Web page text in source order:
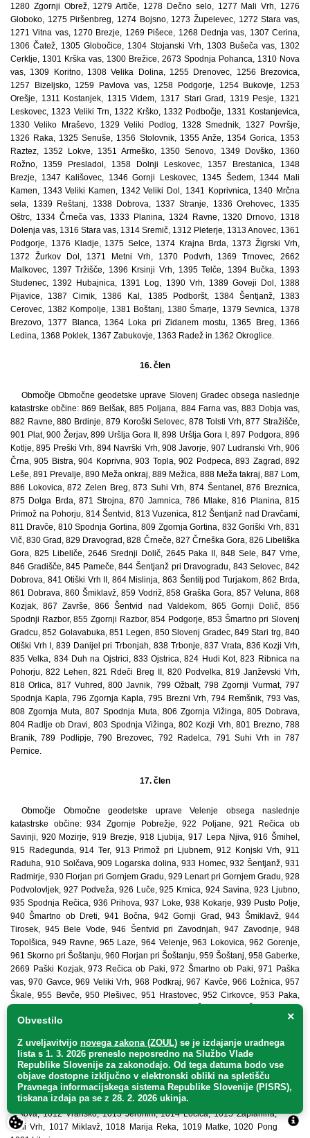
1280 Zgornji Obrež, 1279 Artiče, 1278 Dečno selo, 1277 Mali Vrh, 1276
Globoko, 1275 Piršenbreg, 1274 Bojsno, 1273 Župelevec, 1272 Stara vas,
1271 Vitna vas, 1270 Brezje, 1269 Pišece, 1268 Dednja vas, 1307 Cerina,
1306 Čatež, 1305 Globočice, 1304 Stojanski Vrh, 1303 Bušeča vas, 1302
Cerklje, 1301 Krška vas, 1300 Brežice, 2673 Spodnja Pohanca, 1310 Nova
vas, 1309 Koritno, 1308 Velika Dolina, 1255 Drenovec, 1256 Brezovica,
1257 Bizeljsko, 1259 Pavlova vas, 1258 Podgorje, 1254 Bukovje, 1253
Orešje, 1311 Kostanjek, 1315 Videm, 1317 Stari Grad, 1319 Pesje, 1321
Leskovec, 1323 Veliki Trn, 1322 Krško, 1332 Podbočje, 1331 Kostanjevica,
1330 Veliko Mraševo, 1329 Veliki Podlog, 1328 Smednik, 1327 Površje,
1326 Raka, 1325 Senuše, 1356 Stolovnik, 1355 Anže, 1354 Gorica, 1353
Raztez, 1352 Lokve, 1351 Armeško, 1350 Senovo, 1349 Dovško, 1360
Rožno, 1359 Presladol, 1358 Dolnji Leskovec, 1357 Brestanica, 1348
Brezje, 1347 Kališovec, 1346 Gornji Leskovec, 1345 Šedem, 1344 Mali
Kamen, 1343 Veliki Kamen, 1342 Veliki Dol, 1341 Koprivnica, 1340 Mrčna
sela, 1339 Reštanj, 1338 Dobrova, 1337 Stranje, 1336 Orehovec, 1335
Oštrc, 1334 Črneča vas, 1333 Planina, 1324 Ravne, 1320 Drnovo, 1318
Dolenja vas, 1316 Stara vas, 1314 Sremič, 1312 Pleterje, 1313 Anovec, 1361
Podgorje, 1376 Kladje, 1375 Selce, 1374 Krajna Brda, 1373 Žigrski Vrh,
1372 Žurkov Dol, 1371 Metni Vrh, 1370 Podvrh, 1369 Trnovec, 2662
Malkovec, 1397 Tržišče, 1396 Krsinji Vrh, 1395 Telče, 1394 Bučka, 1393
Studenec, 1392 Hubajnica, 1391 Log, 1390 Vrh, 1389 Goveji Dol, 1388
Pijavice, 1387 Cirnik, 1386 Kal, 1385 Podboršt, 1384 Šentjanž, 1383
Cerovec, 1382 Kompolje, 1381 Boštanj, 1380 Šmarje, 1379 Sevnica, 1378
Brezovo, 1377 Blanca, 1364 Loka pri Zidanem mostu, 1365 Breg, 1366
Ledina, 1368 Poklek, 1367 Zabukovje, 1363 Radež in 1362 Okroglice.
16. člen
Območje Območne geodetske uprave Slovenj Gradec obsega naslednje
katastrske občine: 869 Belšak, 885 Poljana, 884 Farna vas, 883 Dobja vas,
882 Ravne, 880 Brdinje, 879 Koroški Selovec, 878 Tolsti Vrh, 877 Stražišče,
901 Plat, 900 Žerjav, 899 Uršlja Gora II, 898 Uršlja Gora I, 897 Podgora, 896
Kotlje, 895 Preški Vrh, 894 Navrški Vrh, 908 Javorje, 907 Ludranski Vrh, 906
Črna, 905 Bistra, 904 Koprivna, 903 Topla, 902 Podpeca, 893 Zagrad, 892
Leše, 891 Prevalje, 890 Meža onkraj, 889 Mežica, 888 Meža takraj, 887 Lom,
886 Lokovica, 872 Zelen Breg, 873 Suhi Vrh, 874 Šentanel, 876 Breznica,
875 Dolga Brda, 871 Strojna, 870 Jamnica, 786 Mlake, 816 Planina, 815
Primož na Pohorju, 814 Šentvid, 813 Vuzenica, 812 Šentjanž nad Dravčami,
811 Dravče, 810 Spodnja Gortina, 809 Zgornja Gortina, 832 Goriški Vrh, 831
Vič, 830 Grad, 829 Dravograd, 828 Črneče, 827 Črneška Gora, 826 Libeliška
Gora, 825 Libeliče, 2646 Srednji Dolič, 2645 Paka II, 848 Sele, 847 Vrhe,
846 Gradišče, 845 Pameče, 844 Šentjanž pri Dravogradu, 843 Selovec, 842
Dobrova, 841 Otiški Vrh II, 864 Mislinja, 863 Šentilj pod Turjakom, 862 Brda,
861 Dobrava, 860 Šmiklavž, 859 Vodriž, 858 Graška Gora, 857 Veluna, 868
Kozjak, 867 Završe, 866 Šentvid nad Valdekom, 865 Gornji Dolič, 856
Spodnji Razbor, 855 Zgornji Razbor, 854 Podgorje, 853 Šmartno pri Slovenj
Gradcu, 852 Golavabuka, 851 Legen, 850 Slovenj Gradec, 849 Stari trg, 840
Otiški Vrh I, 839 Danijel pri Trbonjah, 838 Trbonje, 837 Vrata, 836 Kozji Vrh,
835 Velka, 834 Duh na Ojstrici, 833 Ojstrica, 824 Hudi Kot, 823 Ribnica na
Pohorju, 822 Lehen, 821 Rdeči Breg II, 820 Podvelka, 819 Janževski Vrh,
818 Orlica, 817 Vuhred, 800 Javnik, 799 Ožbalt, 798 Zgornji Vurmat, 797
Spodnja Kapla, 796 Zgornja Kapla, 795 Brezni Vrh, 794 Remšnik, 793 Vas,
808 Zgornja Muta, 807 Spodnja Muta, 806 Zgornja Vižinga, 805 Dobrava,
804 Radlje ob Dravi, 803 Spodnja Vižinga, 802 Kozji Vrh, 801 Brezno, 788
Branik, 789 Podlipje, 790 Brezovec, 792 Radelca, 791 Suhi Vrh in 787
Pernice.
17. člen
Območje Območne geodetske uprave Velenje obsega naslednje
katastrske občine: 934 Zgornje Pobrežje, 922 Poljane, 921 Rečica ob
Savinji, 920 Mozirje, 919 Brezje, 918 Ljubija, 917 Lepa Njiva, 916 Šmihel,
915 Radegunda, 914 Ter, 913 Primož pri Ljubnem, 912 Konjski Vrh, 911
Raduha, 910 Solčava, 909 Logarska dolina, 933 Homec, 932 Šentjanž, 931
Radmirje, 930 Florjan pri Gornjem Gradu, 929 Lenart pri Gornjem Gradu, 928
Podvolovljek, 927 Podveža, 926 Luče, 925 Krnica, 924 Savina, 923 Ljubno,
935 Spodnja Rečica, 936 Prihova, 937 Loke, 938 Kokarje, 939 Pusto Polje,
940 Šmartno ob Dreti, 941 Bočna, 942 Gornji Grad, 943 Šmiklavž, 944
Tirosek, 945 Bele Vode, 946 Šentvid pri Zavodnjah, 947 Zavodnje, 948
Topolšica, 949 Ravne, 965 Laze, 964 Velenje, 963 Lokovica, 962 Gorenje,
961 Skorno pri Šoštanju, 960 Florjan pri Šoštanju, 959 Šoštanj, 958 Gaberke,
2669 Paški Kozjak, 973 Rečica ob Paki, 972 Šmartno ob Paki, 971 Paška
vas, 970 Gavce, 969 Veliki Vrh, 968 Podkraj, 967 Kavče, 966 Ložnica, 957
Škale, 955 Bevče, 950 Plešivec, 951 Hrastovec, 952 Cirkovce, 953 Paka,
954 Lipje, 974 Prelska, 975 Vinska Gora, 976 Črnova, 977 Železno, 978
Studence, 979 Ponikva, 980 Andraž, 981 Dobrič, 982 Podvin, 983 Male
Spodnje Gorče, 989 Šmatevž, 990 Trnava, 991 Orla vas, 992 Polzela, 993
Založe, 994 Zalog, 995 Šempeter v Savinjski dolini, 996 Žalec, 997 Gotovlje,
998 Velika Pirešica, 999 Gorica, 1000 Levec, 1001 Petrovče, 1002 Kasaze,
1003 Zabukovica, 1004 Gornja vas, 1005 Prebold, 1006 Latkova vas, 1007
Grajska vas, 1008 Gomilsko, 1009 Ojstriška vas, 1010 Prekopa, 1011
Tešova, 1012 Vransko, 1013 Jeronim, 1014 Ločica, 1015 Zaplanina, 1016
Črni Vrh, 1017 Miklavž, 1018 Marija Reka, 1019 Matke, 1020 Pongrac in
×
Obvestilo
Z uveljavitvijo novega zakona (ZOUL) se je izdajanje uradnega
lista s 1. 3. 2026 preneslo neposredno na Službo Vlade
Republike Slovenije za zakonodajo. Od tega datuma bodo vse
objave dostopne izključno v elektronski obliki na spletišču
Pravnega informacijskega sistema Republike Slovenije (PISRS),
tiskana izdaja pa se z 28. 2. 2026 ukinja.